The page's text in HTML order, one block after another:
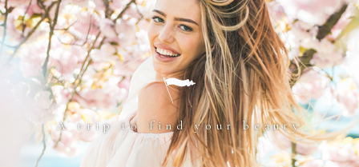
A trip to find your beauty